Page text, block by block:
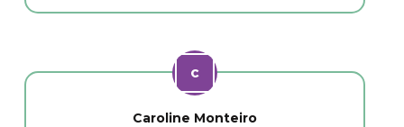
Caroline Monteiro